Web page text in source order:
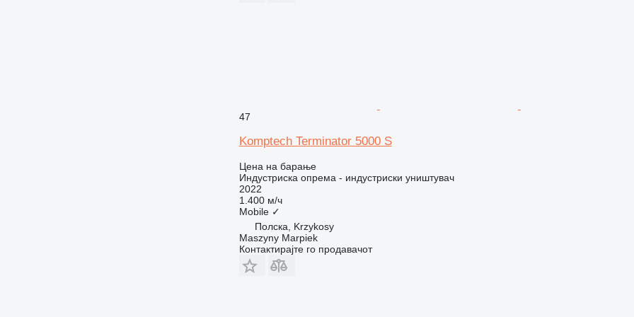
47
Komptech Terminator 5000 S
Цена на барање
Индустриска опрема - индустриски уништувач
2022
1.400 м/ч
Mobile ✓
Полска, Krzykosy
Maszyny Marpiek
Контактирајте го продавачот